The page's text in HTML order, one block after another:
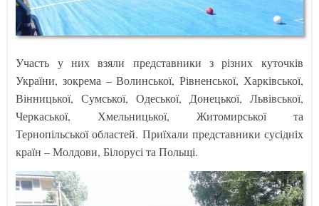
Участь у них взяли представники з різних куточків
України, зокрема – Волинської, Рівненської, Харківської,
Вінницької, Сумської, Одеської, Донецької, Львівської,
Черкаської, Хмельницької, Житомирської та
Тернопільської областей. Приїхали представники сусідніх
країн – Молдови, Білорусі та Польщі.